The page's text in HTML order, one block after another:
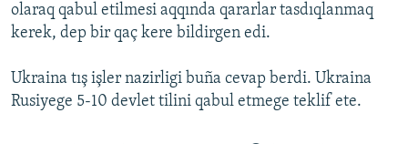
olaraq qabul etilmesi aqqında qararlar tasdıqlanmaq
kerek, dep bir qaç kere bildirgen edi.
Ukraina tış işler nazirligi buña cevap berdi. Ukraina
Rusiyege 5-10 devlet tilini qabul etmege teklif ete.